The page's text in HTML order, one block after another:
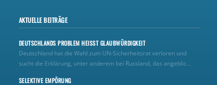
AKTUELLE BEITRÄGE
DEUTSCHLANDS PROBLEM HEISST GLAUBWÜRDIGKEIT
Deutschland hat die Wahl zum UN‑Sicherheitsrat verloren und
sucht die Erklärung, unter anderem bei Russland, das angeblic...
SELEKTIVE EMPÖRUNG